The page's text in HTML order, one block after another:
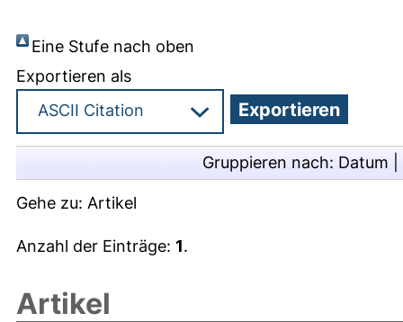
Eine Stufe nach oben
Exportieren als
Gruppieren nach: Datum
Gehe zu: Artikel
Anzahl der Einträge: 1.
Artikel